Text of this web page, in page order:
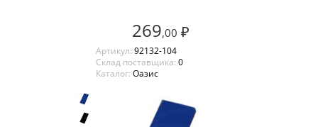
269,00 ₽
Артикул: 92132-104
Склад поставщика: 0
Каталог: Оазис